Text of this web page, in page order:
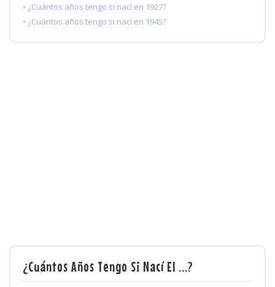
• ¿Cuántos años tengo si nací en 1927?
• ¿Cuántos años tengo si nací en 1945?
¿Cuántos Años Tengo Si Nací El ...?